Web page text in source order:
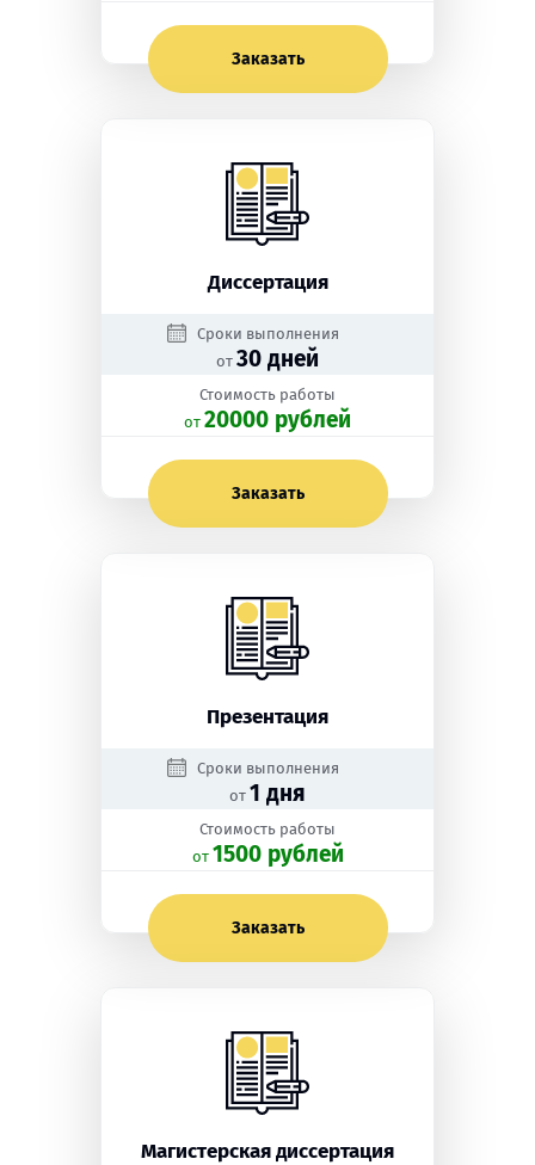
Заказать
Диссертация
Сроки выполнения
от 30 дней
Стоимость работы
oт 20000 рублей
Заказать
Презентация
Сроки выполнения
от 1 дня
Стоимость работы
oт 1500 рублей
Заказать
Магистерская диссертация